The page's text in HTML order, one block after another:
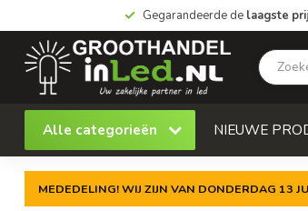
Gegarandeerde de laagste
Alle categorieën NIEUWE
MEDEDELING! WIJ ZIJN VAN DONDERDAG 13